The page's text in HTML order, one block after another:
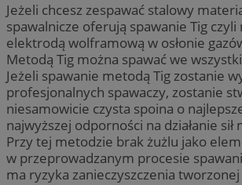
Jeżeli chcesz zespawać stalowy
spawalnicze oferują spawanie Tig
elektrodą wolframową w osłonie
Metodą Tig można spawać we
Jeżeli spawanie metodą Tig zostanie
profesjonalnych spawaczy, zostanie
niesamowicie czysta spoina o
najwyższej odporności na działanie sił
Przy tej metodzie brak żużlu jako
w przeprowadzanym procesie
ma ryzyka zanieczyszczenia